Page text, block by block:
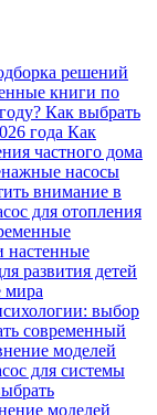
решений
книги по
Как выбрать
года Как
частного дома
насосы
внимание в
для отопления
настенные
развития детей
мира
выбор
современный
моделей
для системы
моделей